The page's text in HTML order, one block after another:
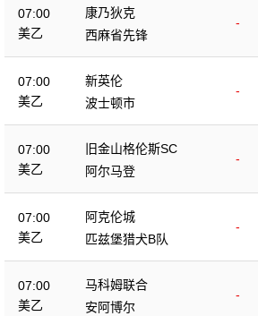
07:00
美乙
康乃狄克
-
西麻省先锋
07:00
美乙
新英伦
-
波士顿市
07:00
美乙
旧金山格伦斯SC
-
阿尔马登
07:00
美乙
阿克伦城
-
匹兹堡猎犬B队
07:00
美乙
马科姆联合
-
安阿博尔